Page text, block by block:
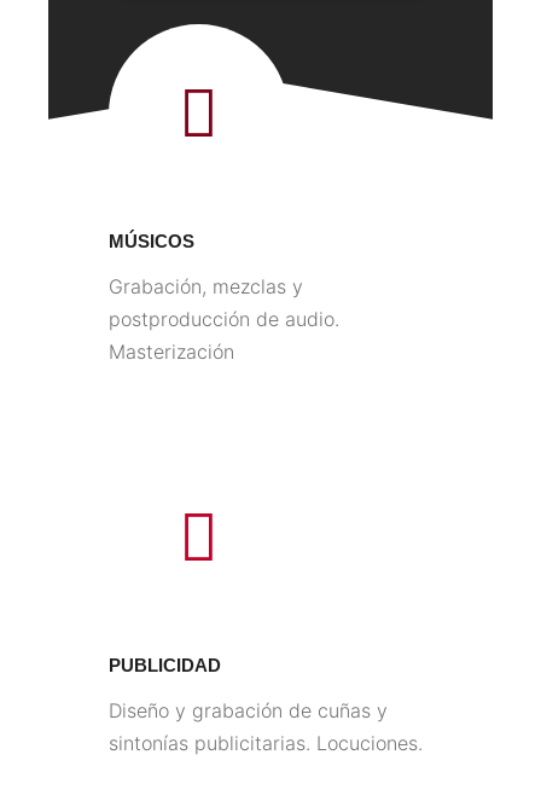
MÚSICOS
Grabación, mezclas y
postproducción de audio.
Masterización
PUBLICIDAD
Diseño y grabación de cuñas y
sintonías publicitarias. Locuciones.